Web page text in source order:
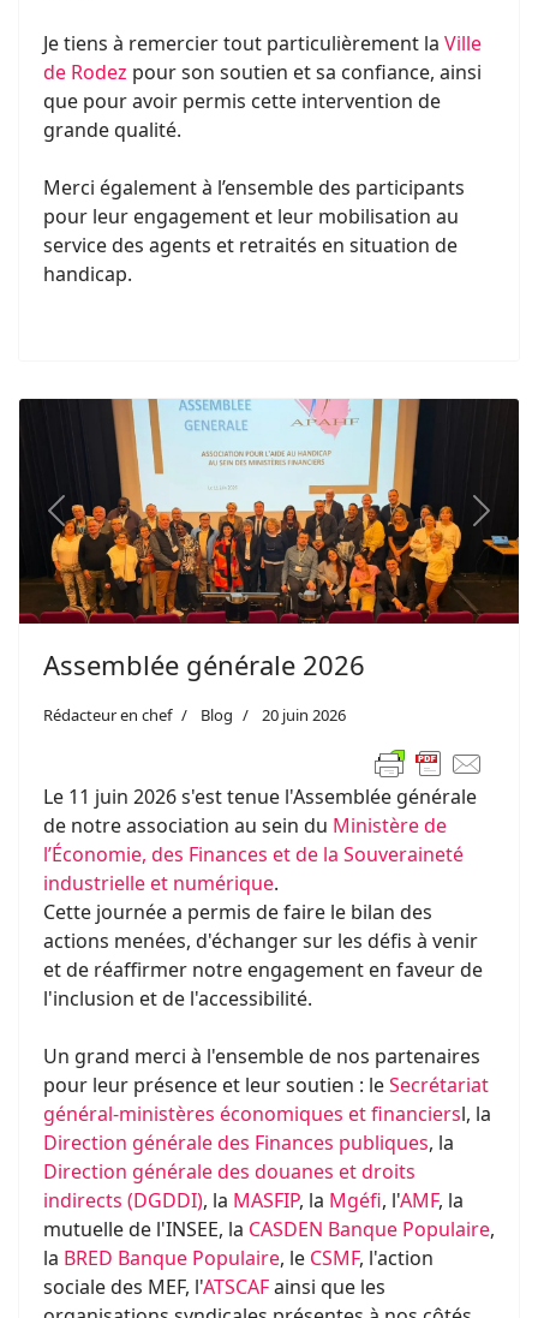
Je tiens à remercier tout particulièrement la Ville
de Rodez pour son soutien et sa confiance, ainsi
que pour avoir permis cette intervention de
grande qualité.
Merci également à l’ensemble des participants
pour leur engagement et leur mobilisation au
service des agents et retraités en situation de
handicap.
Previous Next
Assemblée générale 2026
Rédacteur en chef Blog 20 juin 2026
Le 11 juin 2026 s'est tenue l'Assemblée générale
de notre association au sein du Ministère de
l’Économie, des Finances et de la Souveraineté
industrielle et numérique.
Cette journée a permis de faire le bilan des
actions menées, d'échanger sur les défis à venir
et de réaffirmer notre engagement en faveur de
l'inclusion et de l'accessibilité.
Un grand merci à l'ensemble de nos partenaires
pour leur présence et leur soutien : leSecrétariat
général-ministères économiques et financiersl, la
Direction générale des Finances publiques, la
Direction générale des douanes et droits
indirects (DGDDI), la MASFIP, la Mgéfi, l'AMF, la
mutuelle de l'INSEE, la CASDEN Banque Populaire,
la BRED Banque Populaire, le CSMF, l'action
sociale des MEF, l'ATSCAFainsi que les